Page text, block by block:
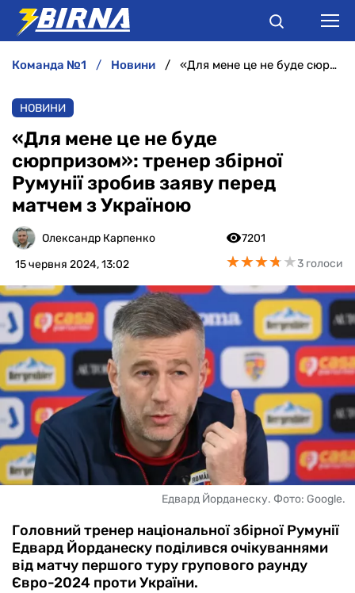
АНАЛІТИКА
ІНТЕРВ'Ю
РІЗНЕ
БУКМЕКЕРИ
команда №1 новини «Для мене це не буде сюрпризом»: тренер збірної Румунії зробив заяву перед матчем з Україною
НОВИНИ
«Для мене це не буде
сюрпризом»: тренер збірної
Румунії зробив заяву перед
матчем з Україною
Олександр Карпенко
15 червня 2024, 13:02
7201
★★★★★
★★★★★3 голоси
Едвард Йорданеску. Фото: Google.
Головний тренер національної збірної Румунії
Едвард Йорданеску поділився очікуваннями
від матчу першого туру групового раунду
Євро-2024 проти України.